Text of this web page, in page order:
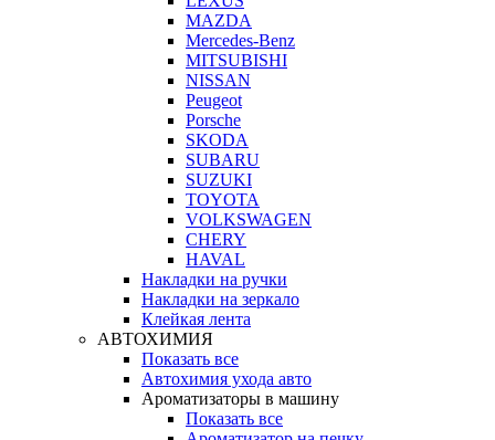
MAZDA
Mercedes-Benz
MITSUBISHI
NISSAN
Peugeot
Porsche
SKODA
SUBARU
SUZUKI
TOYOTA
VOLKSWAGEN
CHERY
HAVAL
Накладки на ручки
Накладки на зеркало
Клейкая лента
АВТОХИМИЯ
Показать все
Автохимия ухода авто
Ароматизаторы в машину
Показать все